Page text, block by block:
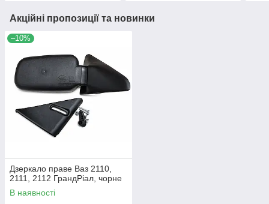
Акційні пропозиції та новинки
–10%
Дзеркало праве Ваз 2110,
2111, 2112 ГрандРіал, чорне
В наявності